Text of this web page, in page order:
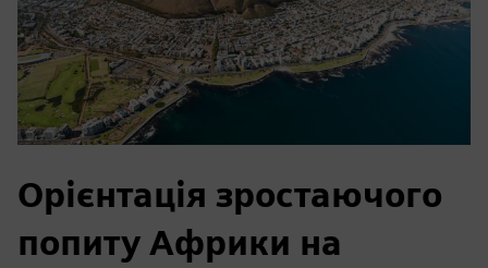
Орієнтація зростаючого
попиту Африки на